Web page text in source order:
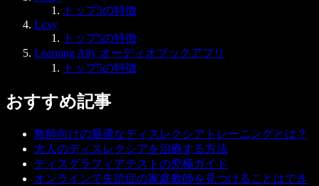
トップ5の特徴
Lexy
トップ5の特徴
Learning Ally オーディオブックアプリ
トップ5の特徴
おすすめ記事
教師向けの最適なディスレクシアトレーニングとは？
大人のディスレクシアを治療する方法
ディスグラフィアテストの究極ガイド
オンラインで失読症の家庭教師を見つけることはでき